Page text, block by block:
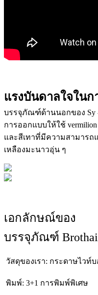
แรงบันดาลใจใน
บรรจุภัณฑ์ด้านนอกของ Sy -
การออกแบบให้ใช้
และสีเทาที่มีความสามาร
เหลืองมะนาวอุ่น ๆ
เอกลักษณ์ของ
บรรจุภัณฑ์
วัสดุของเรา: กระดาษไวท์บ
พิมพ์: 3+1 การพิมพ์พิเศษ